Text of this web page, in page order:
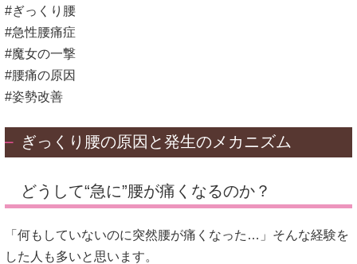
#ぎっくり腰
#急性腰痛症
#魔女の一撃
#腰痛の原因
#姿勢改善
ぎっくり腰の原因と発生のメカニズム
どうして“急に”腰が痛くなるのか？
「何もしていないのに突然腰が痛くなった…」そんな経験を
した人も多いと思います。